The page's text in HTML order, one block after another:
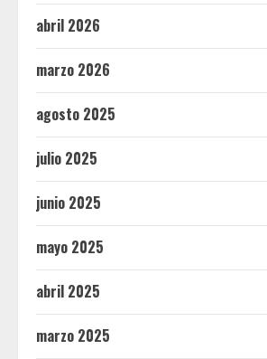
abril 2026
marzo 2026
agosto 2025
julio 2025
junio 2025
mayo 2025
abril 2025
marzo 2025